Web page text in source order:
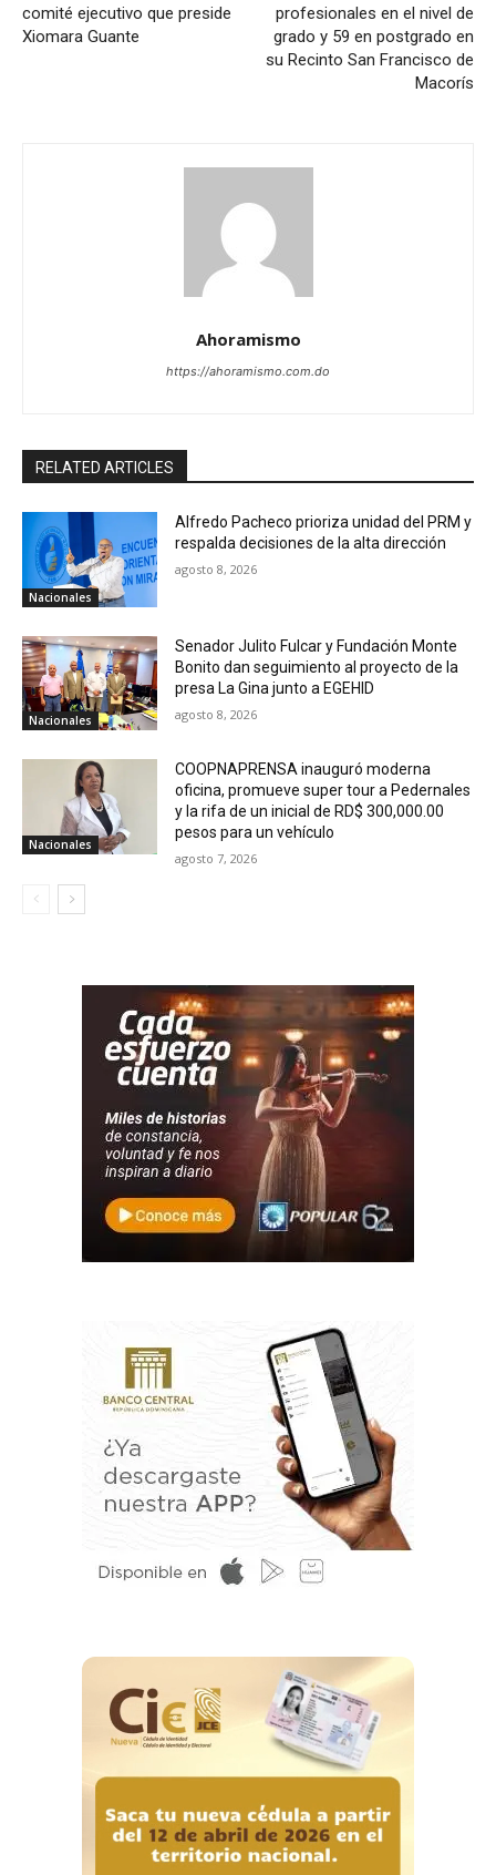
comité ejecutivo que preside
Xiomara Guante
profesionales en el nivel de
grado y 59 en postgrado en
su Recinto San Francisco de
Macorís
Ahoramismo
https://ahoramismo.com.do
RELATED ARTICLES
Nacionales
Alfredo Pacheco prioriza unidad del PRM y
respalda decisiones de la alta dirección
agosto 8, 2026
Nacionales
Senador Julito Fulcar y Fundación Monte
Bonito dan seguimiento al proyecto de la
presa La Gina junto a EGEHID
agosto 8, 2026
Nacionales
COOPNAPRENSA inauguró moderna
oficina, promueve super tour a Pedernales
y la rifa de un inicial de RD$ 300,000.00
pesos para un vehículo
agosto 7, 2026